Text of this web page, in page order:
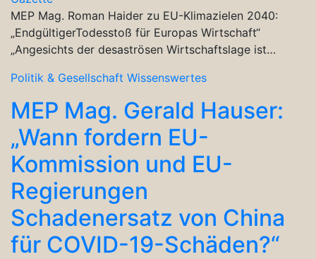
MEP Mag. Roman Haider zu EU-Klimazielen 2040:
„EndgültigerTodesstoß für Europas Wirtschaft“
„Angesichts der desaströsen Wirtschaftslage ist…
Politik & Gesellschaft Wissenswertes
MEP Mag. Gerald Hauser:
„Wann fordern EU-
Kommission und EU-
Regierungen
Schadenersatz von China
für COVID-19-Schäden?“